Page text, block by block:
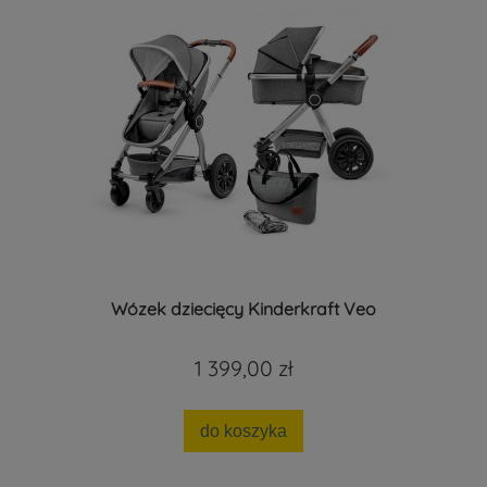
Wózek dziecięcy Kinderkraft Veo
1 399,00 zł
do koszyka